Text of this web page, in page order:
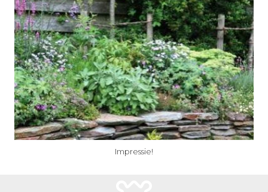
Impressie!